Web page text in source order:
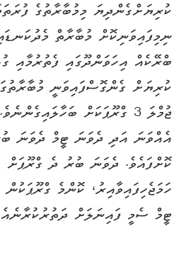
ކުރިޔަށްގެންދިޔަ މިމުބާރާތުގެ
ނިމިފައިވަނިކޮށް މުބާރާތް
ބްރޭކެއް އިހަވަންދޫގައި ފެތުރުމާއި
ޖުމްލަ 3 ގްރޫޕަކަށް
އެއްވަނަ އަދި ދެވަނަ ޓީމް ދެވަނަ
ކޮށްފައެވެ. ދެވަނަ ބުރު ދެ ގްރޫޕަށް
ހަމަޖެހިފައިވާއިރު، ކޮންމެ
ޓީމް ސެމީ ފައިނަލަށް